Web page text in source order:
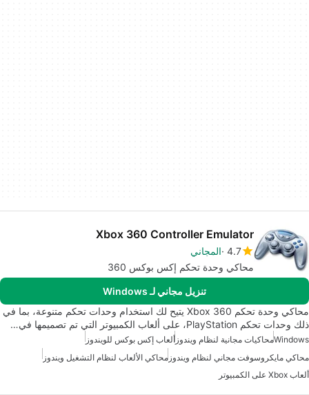
Xbox 360 Controller Emulator
4.7 المجاني
محاكي وحدة تحكم إكس بوكس 360
تنزيل مجاني لـ Windows
محاكي وحدة تحكم Xbox 360 يتيح لك استخدام وحدات تحكم متنوعة، بما في
ذلك وحدات تحكم PlayStation، على ألعاب الكمبيوتر التي تم تصميمها في…
Windowsمحاكيات مجانية لنظام ويندوز ألعاب إكس بوكس للويندوز
محاكي مايكروسوفت مجاني لنظام ويندوز محاكي الألعاب لنظام التشغيل ويندوز
ألعاب Xbox على الكمبيوتر